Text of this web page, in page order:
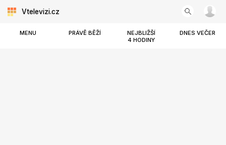
Vtelevizi.cz
MENU PRÁVĚ BĚŽÍ
NEJBLIŽŠÍ
4 HODINY
DNES VEČER